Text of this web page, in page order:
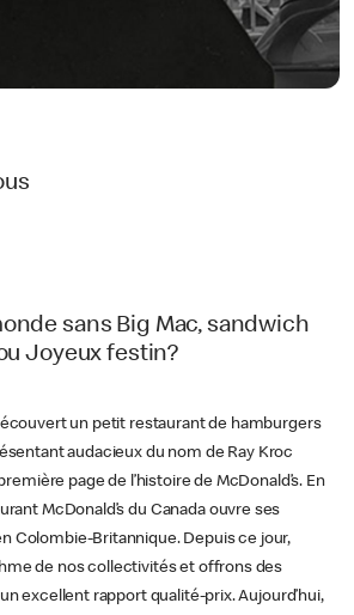
sans Big Mac, sandwich
Joyeux festin?
un petit restaurant de hamburgers
audacieux du nom de Ray Kroc
page de l’histoire de McDonald’s. En
McDonald’s du Canada ouvre ses
Colombie-Britannique. Depuis ce jour,
de nos collectivités et offrons des
excellent rapport qualité-prix. Aujourd’hui,